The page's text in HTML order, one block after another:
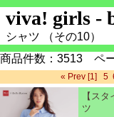
viva! girls -
シャツ （その10）
商品件数：3513 ペ
« Prev [1] 5
【ス
ツ